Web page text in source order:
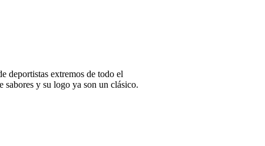
deportistas extremos de todo el
sabores y su logo ya son un clásico.